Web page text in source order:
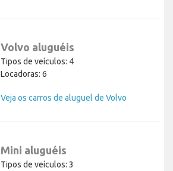
Volvo aluguéis
Tipos de veículos: 4
Locadoras: 6
Veja os carros de aluguel de Volvo
Mini aluguéis
Tipos de veículos: 3